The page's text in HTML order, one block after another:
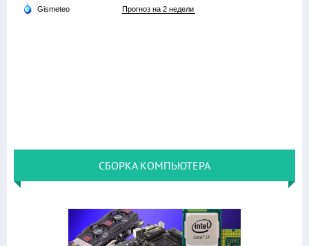
СБОРКА КОМПЬЮТЕРА